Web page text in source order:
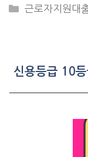
CATEGORIES
근로자지원대
신용등급 10